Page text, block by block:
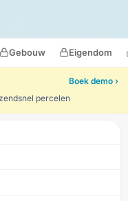
Gebouw Eigendom
Boek demo ›
percelen